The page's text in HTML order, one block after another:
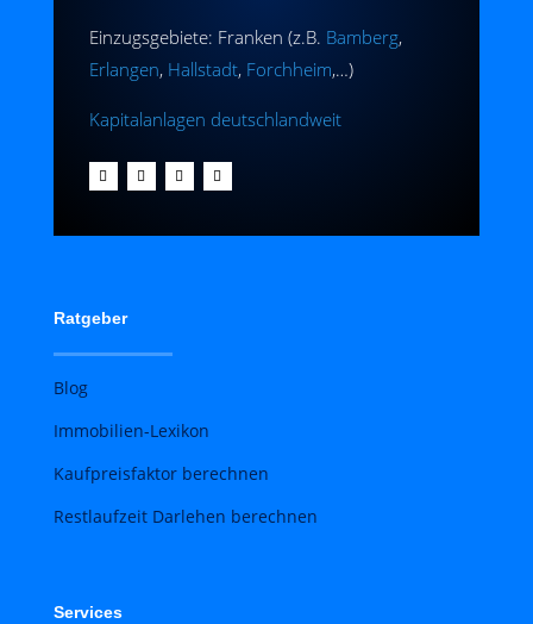
Einzugsgebiete: Franken (z.B. Bamberg,
Erlangen, Hallstadt, Forchheim,…)
Kapitalanlagen deutschlandweit
Ratgeber
Blog
Immobilien-Lexikon
Kaufpreisfaktor berechnen
Restlaufzeit Darlehen berechnen
Services